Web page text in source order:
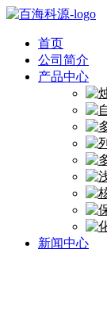
首页
公司简介
产品中心
新闻中心